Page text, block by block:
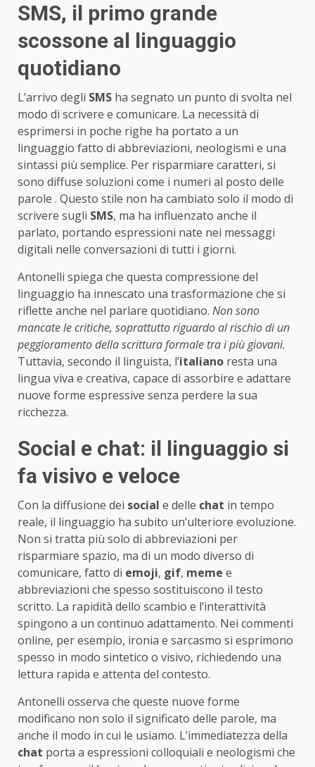
SMS, il primo grande
scossone al linguaggio
quotidiano
L’arrivo degli SMS ha segnato un punto di svolta nel
modo di scrivere e comunicare. La necessità di
esprimersi in poche righe ha portato a un
linguaggio fatto di abbreviazioni, neologismi e una
sintassi più semplice. Per risparmiare caratteri, si
sono diffuse soluzioni come i numeri al posto delle
parole . Questo stile non ha cambiato solo il modo di
scrivere sugli SMS, ma ha influenzato anche il
parlato, portando espressioni nate nei messaggi
digitali nelle conversazioni di tutti i giorni.
Antonelli spiega che questa compressione del
linguaggio ha innescato una trasformazione che si
riflette anche nel parlare quotidiano. Non sono
mancate le critiche, soprattutto riguardo al rischio di un
peggioramento della scrittura formale tra i più giovani.
Tuttavia, secondo il linguista, l’italiano resta una
lingua viva e creativa, capace di assorbire e adattare
nuove forme espressive senza perdere la sua
ricchezza.
Social e chat: il linguaggio si
fa visivo e veloce
Con la diffusione dei social e delle chat in tempo
reale, il linguaggio ha subito un’ulteriore evoluzione.
Non si tratta più solo di abbreviazioni per
risparmiare spazio, ma di un modo diverso di
comunicare, fatto di emoji, gif, meme e
abbreviazioni che spesso sostituiscono il testo
scritto. La rapidità dello scambio e l’interattività
spingono a un continuo adattamento. Nei commenti
online, per esempio, ironia e sarcasmo si esprimono
spesso in modo sintetico o visivo, richiedendo una
lettura rapida e attenta del contesto.
Antonelli osserva che queste nuove forme
modificano non solo il significato delle parole, ma
anche il modo in cui le usiamo. L’immediatezza della
chat porta a espressioni colloquiali e neologismi che